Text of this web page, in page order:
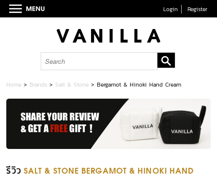
Login Register
Home > Brands > Salt & Stone >Bergamot & Hinoki Hand Cream
รีวิว SALT & STONE BERGAMOT & HINOKI HAND